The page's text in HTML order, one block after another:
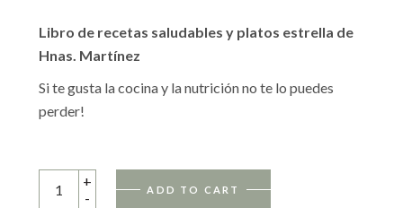
Libro de recetas saludables y platos estrella de
Hnas. Martínez
Si te gusta la cocina y la nutrición no te lo puedes
perder!
BE FOOD quantity
-
+
ADD TO CART